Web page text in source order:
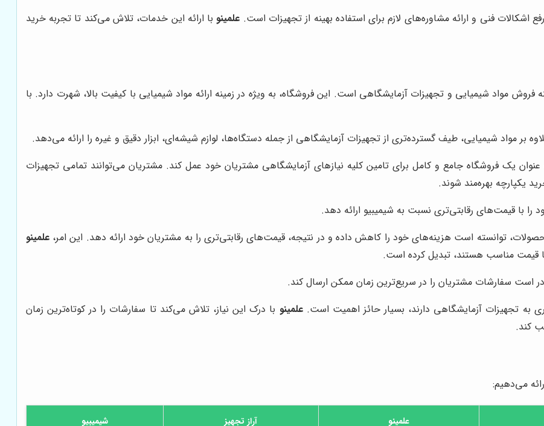
فنی و ارائه مشاوره‌های لازم برای استفاده بهینه از تجهیزات است. علمینوبا ارائه این خدمات، تلاش می‌کند تا تجربه خرید
فروش مواد شیمیایی و تجهیزات آزمایشگاهی است. این فروشگاه، به ویژه در زمینه ارائه مواد شیمیایی با کیفیت بالا، شهرت دارد. با
بر مواد شیمیایی، طیف گسترده‌تری از تجهیزات آزمایشگاهی از جمله دستگاه‌ها، لوازم شیشه‌ای، ابزار دقیق و غیره را ارائه می‌دهد.
یک فروشگاه جامع و کامل برای تامین کلیه نیازهای آزمایشگاهی مشتریان خود عمل کند. مشتریان می‌توانند تمامی تجهیزات
یکپارچه بهره‌مند شوند.
با قیمت‌های رقابتی‌تری نسبت به شیمیبیو ارائه دهد.
توانسته است هزینه‌های خود را کاهش داده و در نتیجه، قیمت‌های رقابتی‌تری را به مشتریان خود ارائه دهد. این امر،علمینو
قیمت مناسب هستند، تبدیل کرده است.
است سفارشات مشتریان را در سریع‌ترین زمان ممکن ارسال کند.
به تجهیزات آزمایشگاهی دارند، بسیار حائز اهمیت است.علمینو با درک این نیاز، تلاش می‌کند تا سفارشات را در کوتاه‌ترین زمان
کند.
می‌دهیم:
علمینو آراز تجهیز شیمیبیو